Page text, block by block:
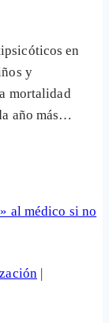
en
y
mortalidad
año más…
|